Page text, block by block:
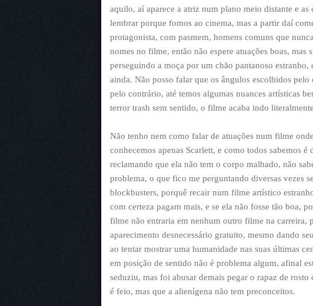
aquilo, aí aparece a atriz num plano meio distante e
lembrar porque fomos ao cinema, mas a partir daí
protagonista, com pasmem, homens comuns que
nomes no filme, então não espere atuações boas,
perseguindo a moça por um chão pantanoso estranho,
ainda. Não posso falar que os ângulos escolhidos
pelo contrário, até temos algumas nuances artísticas
terror trash sem sentido, o filme acaba indo
Não tenho nem como falar de atuações num filme
conhecemos apenas Scarlett, e como todos sabemos
reclamando que ela não tem o corpo malhado, não
problema, o que fico me perguntando diversas vezes
blockbusters, porquê recair num filme artístico
com certeza pagam mais, e se ela não fosse tão boa,
filme não entraria em nenhum outro filme na carreira,
aparecimento desnecessário gratuito, mesmo dando
ao tentar mostrar uma humanidade nas suas últimas
em posição de sentido não é problema algum, afinal
seduziu, mas foi abusar demais pegar o rapaz de
é feio, mas que a alienígena não tem preconceitos.